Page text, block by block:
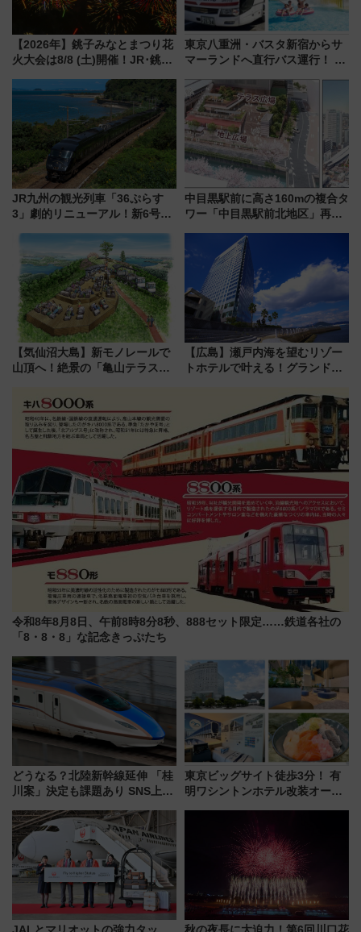
【2026年】銚子みなとまつり花
火大会は8/8 (土)開催！JR･銚子
報、利根川に咲く8,000発の大迫
力＆屋台を満喫
東京八重洲・バスタ新宿からサ
マーランドへ直行バス運行！ お
推し活を楽しもう！（2026年
8/1～31）
JR九州の観光列車「36ぷらす
3」劇的リニューアル！新6号車
別 “プレミアムランチ”導入･ル
ートや価格など解説
中目黒駅前に高さ160mの複合タ
ワー「中目黒駅前北地区」再開
【気仙沼大島】新モノレールで
山頂へ！絶景の「亀山テラス
暇村のお得な日帰りプランも登
場
【広島】瀬戸内海を望むリゾー
トホテルで叶える！グランドプ
ディング＆カジュアルパーティ
令和8年8月8日、午前8時8分8秒、888セット限定……鉄道各社の
「8・8・8」な記念きっぷたち
どうなる？北陸新幹線延伸 「桂
川案」決定も課題あり SNS上の
東京ビッグサイト徒歩3分！ 有
明ワシントンホテル改装オープ
客室」や海鮮丼が人気の朝食ビ
ュッフェを現地レポ